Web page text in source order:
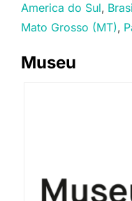
America do Sul
Mato Grosso (MT)
Museu